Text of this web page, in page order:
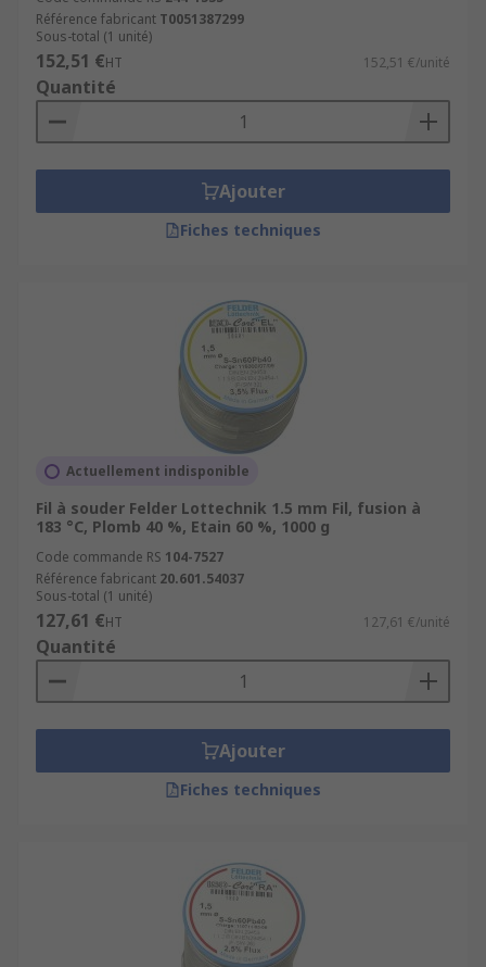
Référence fabricant T0051387299
Sous-total (1 unité)
152,51 €HT 152,51 €/unité
Quantité
Ajouter
Fiches techniques
Actuellement indisponible
Fil à souder Felder Lottechnik 1.5 mm Fil, fusion à
183 °C, Plomb 40 %, Etain 60 %, 1000 g
Code commande RS 104-7527
Référence fabricant 20.601.54037
Sous-total (1 unité)
127,61 €HT 127,61 €/unité
Quantité
Ajouter
Fiches techniques